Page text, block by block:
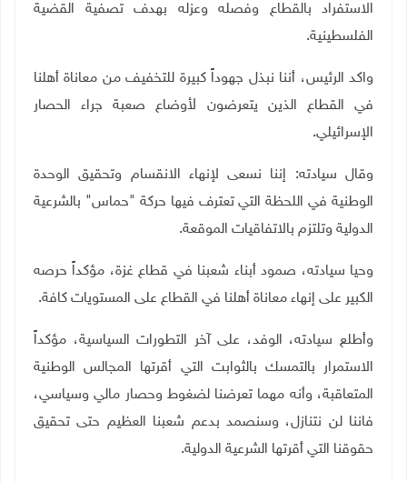
الاستفراد بالقطاع وفصله وعزله بهدف تصفية القضية
الفلسطينية.
واكد الرئيس، أننا نبذل جهوداً كبيرة للتخفيف من معاناة أهلنا
في القطاع الذين يتعرضون لأوضاع صعبة جراء الحصار
الإسرائيلي.
وقال سيادته: إننا نسعى لإنهاء الانقسام وتحقيق الوحدة
الوطنية في اللحظة التي تعترف فيها حركة "حماس" بالشرعية
الدولية وتلتزم بالاتفاقيات الموقعة.
وحيا سيادته، صمود أبناء شعبنا في قطاع غزة، مؤكداً حرصه
الكبير على إنهاء معاناة أهلنا في القطاع على المستويات كافة.
وأطلع سيادته، الوفد، على آخر التطورات السياسية، مؤكداً
الاستمرار بالتمسك بالثوابت التي أقرتها المجالس الوطنية
المتعاقبة، وأنه مهما تعرضنا لضغوط وحصار مالي وسياسي،
فاننا لن نتنازل، وسنصمد بدعم شعبنا العظيم حتى تحقيق
حقوقنا التي أقرتها الشرعية الدولية.